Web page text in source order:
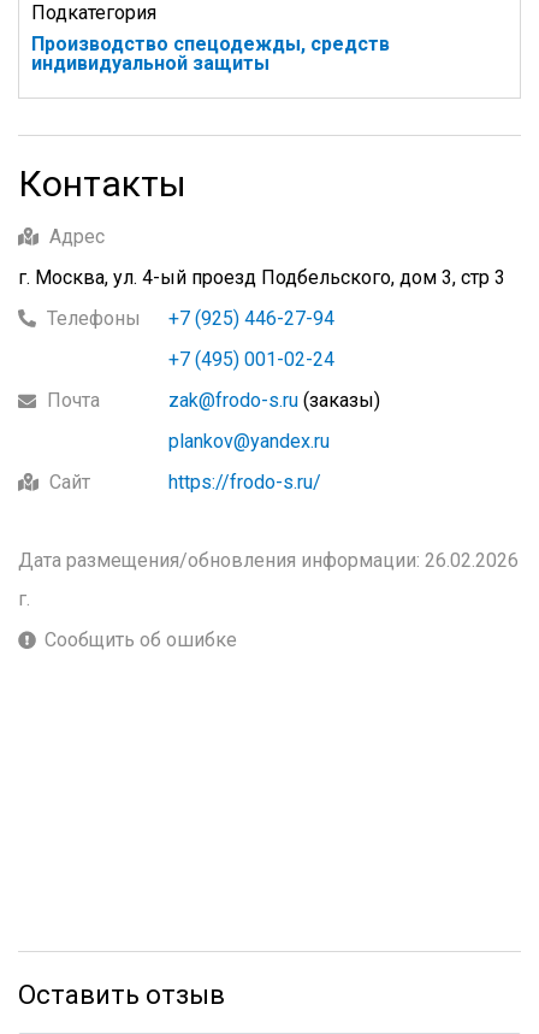
Подкатегория
Производство спецодежды, средств
индивидуальной защиты
Контакты
Адрес
г. Москва, ул. 4-ый проезд Подбельского, дом 3, стр 3
Телефоны
+7 (925) 446-27-94
+7 (495) 001-02-24
Почта
zak@frodo-s.ru (заказы)
plankov@yandex.ru
Сайт
https://frodo-s.ru/
Дата размещения/обновления информации: 26.02.2026
г.
Сообщить об ошибке
Оставить отзыв